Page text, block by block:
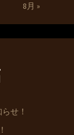
8月 »
せ！